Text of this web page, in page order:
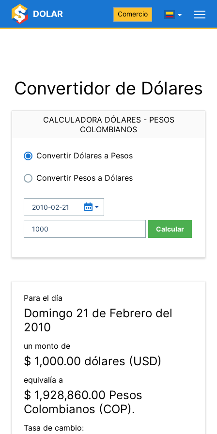
DOLAR Comercio
Convertidor de Dólares
CALCULADORA DÓLARES - PESOS
COLOMBIANOS
Convertir Dólares a Pesos
Convertir Pesos a Dólares
Calcular
Para el día
Domingo 21 de Febrero del
2010
un monto de
$ 1,000.00 dólares (USD)
equivalía a
$ 1,928,860.00 Pesos
Colombianos (COP).
Tasa de cambio: